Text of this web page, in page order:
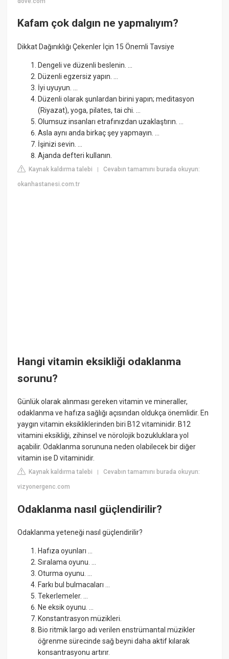
Kafam çok dalgın ne yapmalıyım?
Dikkat Dağınıklığı Çekenler İçin 15 Önemli Tavsiye
Dengeli ve düzenli beslenin. ...
Düzenli egzersiz yapın. ...
İyi uyuyun. ...
Düzenli olarak şunlardan birini yapın; meditasyon
(Riyazat), yoga, pilates, tai chi. ...
Olumsuz insanları etrafınızdan uzaklaştırın. ...
Asla aynı anda birkaç şey yapmayın. ...
İşinizi sevin. ...
Ajanda defteri kullanın.
Kaynak kaldırma talebi |Cevabın tamamını burada okuyun:
okanhastanesi.com.tr
Hangi vitamin eksikliği odaklanma
sorunu?
Günlük olarak alınması gereken vitamin ve mineraller,
odaklanma ve hafıza sağlığı açısından oldukça önemlidir. En
yaygın vitamin eksikliklerinden biri B12 vitaminidir. B12
vitamini eksikliği, zihinsel ve nörolojik bozukluklara yol
açabilir. Odaklanma sorununa neden olabilecek bir diğer
vitamin ise D vitaminidir.
Kaynak kaldırma talebi |Cevabın tamamını burada okuyun:
vizyonergenc.com
Odaklanma nasıl güçlendirilir?
Odaklanma yeteneği nasıl güçlendirilir?
Hafıza oyunları ...
Sıralama oyunu. ...
Oturma oyunu. ...
Farkı bul bulmacaları ...
Tekerlemeler. ...
Ne eksik oyunu. ...
Konstantrasyon müzikleri.
Bio ritmik largo adı verilen enstrümantal müzikler
öğrenme sürecinde sağ beyni daha aktif kılarak
konsantrasyonu artırır.